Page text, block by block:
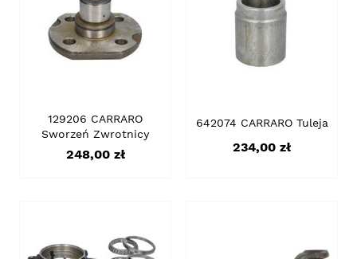
129206 CARRARO
Sworzeń Zwrotnicy
Cena
248,00 zł
642074 CARRARO Tuleja
Cena
234,00 zł